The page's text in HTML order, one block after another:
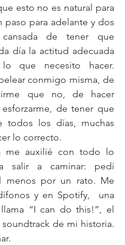
esto no es natural para
paso para adelante y dos
de tener que
día la actitud adecuada
que necesito hacer.
conmigo misma, de
que no, de hacer
de tener que
todos los días, muchas
lo correcto.
me auxilié con todo lo
salir a caminar: pedí
menos por un rato. Me
y en Spotify,  una
“I can do this!”, el
soundtrack de mi historia.